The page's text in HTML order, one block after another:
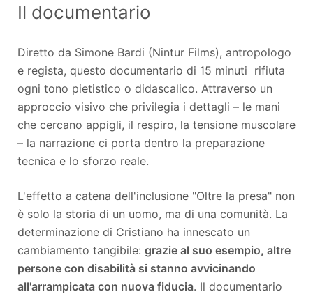
Il documentario
Diretto da Simone Bardi (Nintur Films), antropologo
e regista, questo documentario di 15 minuti rifiuta
ogni tono pietistico o didascalico. Attraverso un
approccio visivo che privilegia i dettagli – le mani
che cercano appigli, il respiro, la tensione muscolare
– la narrazione ci porta dentro la preparazione
tecnica e lo sforzo reale.
L'effetto a catena dell'inclusione "Oltre la presa" non
è solo la storia di un uomo, ma di una comunità. La
determinazione di Cristiano ha innescato un
cambiamento tangibile: grazie al suo esempio, altre
persone con disabilità si stanno avvicinando
all'arrampicata con nuova fiducia. Il documentario